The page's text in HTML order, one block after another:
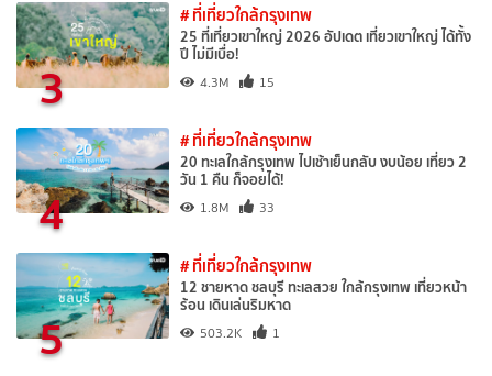
3
# ที่เที่ยวใกล้กรุงเทพ
25 ที่เที่ยวเขาใหญ่ 2026 อัปเดต เที่ยวเขาใหญ่ ได้ทั้ง
ปี ไม่มีเบื่อ!
4.3M 15
4
# ที่เที่ยวใกล้กรุงเทพ
20 ทะเลใกล้กรุงเทพ ไปเช้าเย็นกลับ งบน้อย เที่ยว 2
วัน 1 คืน ก็จอยได้!
1.8M 33
5
# ที่เที่ยวใกล้กรุงเทพ
12 ชายหาด ชลบุรี ทะเลสวย ใกล้กรุงเทพ เที่ยวหน้า
ร้อน เดินเล่นริมหาด
503.2K 1